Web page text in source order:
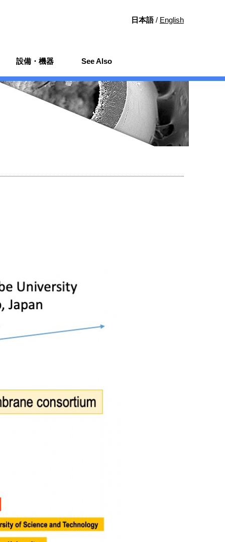
日本語 English
設備・機器 See Also